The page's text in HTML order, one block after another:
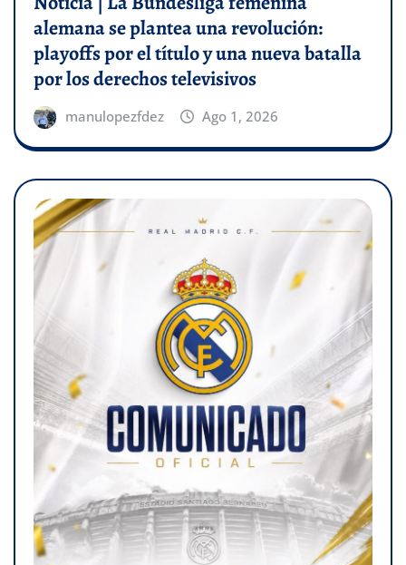
alemana se plantea una revolución:
playoffs por el título y una nueva batalla
por los derechos televisivos
manulopezfdez Ago 1, 2026